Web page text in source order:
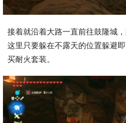
接着就沿着大路一直前往鼓隆城
这里只要躲在不露天的位置躲避
买耐火套装。